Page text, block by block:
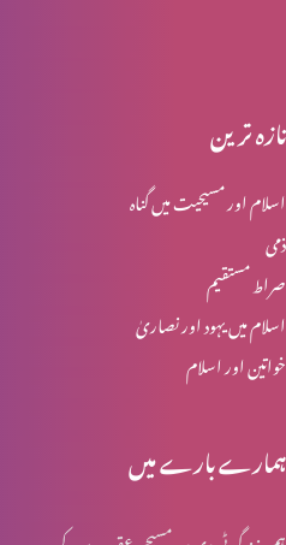
تازہ ترین
اسلام اور مسیحیت میں گناہ
ذمی
صراط مستقیم
اسلام میں یہود اور نصاریٰ
خواتین اور اسلام
ہمارے بارے میں